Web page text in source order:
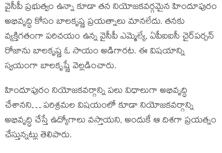
వైసీపీ ప్రభుత్వం ఉన్నా కూడా తన నియోజకవర్గమైన హిందూపురం
అభివృద్ధి కోసం బాలకృష్ణ ప్రయత్నాలు మానలేదు. తనకు
వ్యక్తిగతంగా పరిచయం ఉన్న వైసీపీ ఎమ్మెల్యే, ఏపీఐఐసీ చైర్‌పర్సన్
రోజాను బాలకృష్ణ ఓ సాయం అడిగారట. ఈ విషయాన్ని
స్వయంగా బాలకృష్ణే వెల్లడించారు.
హిందూపురం నియోజకవర్గాన్ని పలు విధాలుగా అభివృద్ధి
చేశానని… పరిశ్రమల విషయంలో కూడా నియోజకవర్గాన్ని
అభివృద్ధి చేస్తే ఉద్యోగాలు వస్తాయని, అందుకే ఆ దిశగా ప్రయత్నం
చేస్తున్నట్లు తెలిపారు.